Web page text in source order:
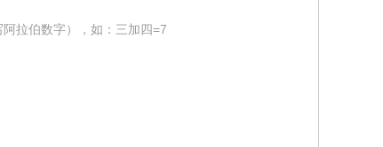
拉伯数字），如：三加四=7